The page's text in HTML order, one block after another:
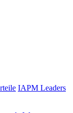
IAPM Leaders